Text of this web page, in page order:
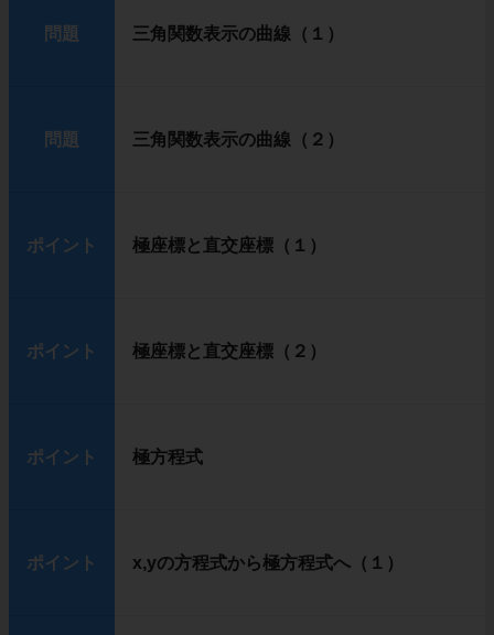
問題 三角関数表示の曲線（１）
問題 三角関数表示の曲線（２）
ポイント 極座標と直交座標（１）
ポイント 極座標と直交座標（２）
ポイント 極方程式
ポイント x,yの方程式から極方程式へ（１）